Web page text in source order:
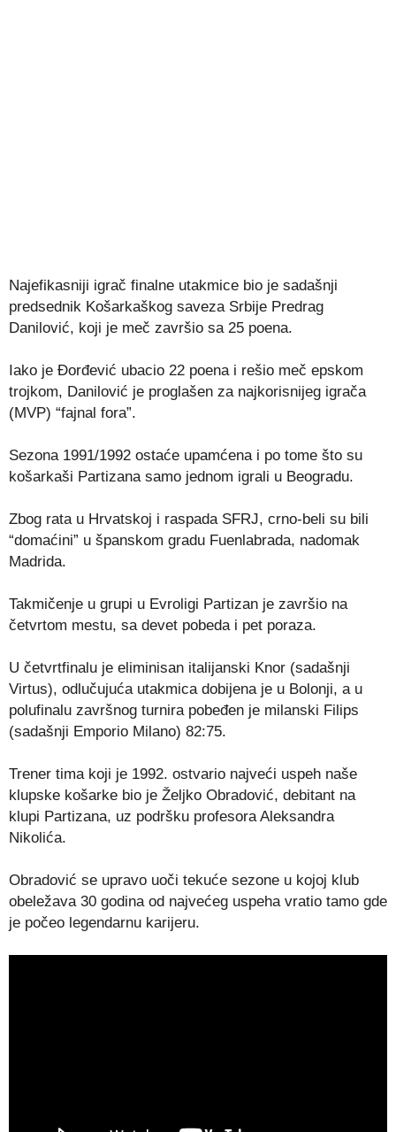
Najefikasniji igrač finalne utakmice bio je sadašnji
predsednik Košarkaškog saveza Srbije Predrag
Danilović, koji je meč završio sa 25 poena.
Iako je Đorđević ubacio 22 poena i rešio meč epskom
trojkom, Danilović je proglašen za najkorisnijeg igrača
(MVP) “fajnal fora”.
Sezona 1991/1992 ostaće upamćena i po tome što su
košarkaši Partizana samo jednom igrali u Beogradu.
Zbog rata u Hrvatskoj i raspada SFRJ, crno-beli su bili
“domaćini” u španskom gradu Fuenlabrada, nadomak
Madrida.
Takmičenje u grupi u Evroligi Partizan je završio na
četvrtom mestu, sa devet pobeda i pet poraza.
U četvrtfinalu je eliminisan italijanski Knor (sadašnji
Virtus), odlučujuća utakmica dobijena je u Bolonji, a u
polufinalu završnog turnira pobeđen je milanski Filips
(sadašnji Emporio Milano) 82:75.
Trener tima koji je 1992. ostvario najveći uspeh naše
klupske košarke bio je Željko Obradović, debitant na
klupi Partizana, uz podršku profesora Aleksandra
Nikolića.
Obradović se upravo uoči tekuće sezone u kojoj klub
obeležava 30 godina od najvećeg uspeha vratio tamo gde
je počeo legendarnu karijeru.